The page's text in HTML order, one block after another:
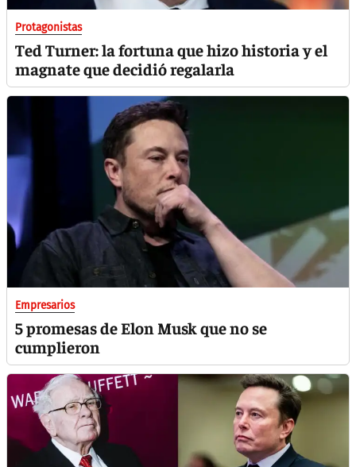
Protagonistas
Ted Turner: la fortuna que hizo historia y el
magnate que decidió regalarla
Empresarios
5 promesas de Elon Musk que no se
cumplieron